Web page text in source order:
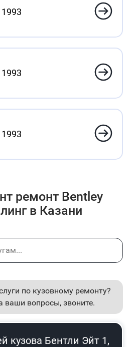
ремонт Bentley
в Казани
по кузовному ремонту?
ваши вопросы, звоните.
кузова Бентли Эйт 1,